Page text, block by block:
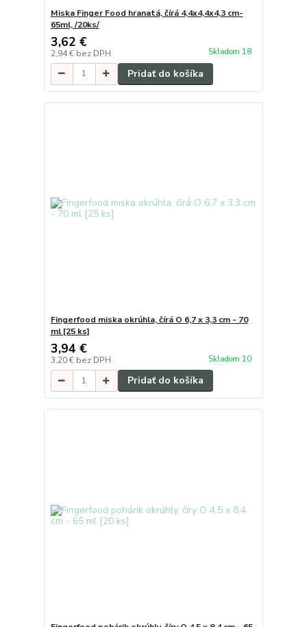
Miska Finger Food hranatá, čírá 4,4x4,4x4,3 cm-
65ml, /20ks/
3,62 €
2,94 € bez DPH Skladom 18
Pridať do košíka
Fingerfood miska okrúhla, čírá O 6,7 x 3,3 cm - 70
ml [25 ks]
3,94 €
3,20 € bez DPH Skladom 10
Pridať do košíka